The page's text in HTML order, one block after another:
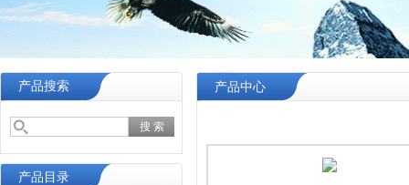
产品搜索
产品目录
产品中心